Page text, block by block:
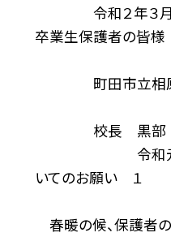
令和２年３月
卒業生保護者の皆様
町田市立相原
校長 黒部
令和元年度
いてのお願い １
春暖の候、保護者